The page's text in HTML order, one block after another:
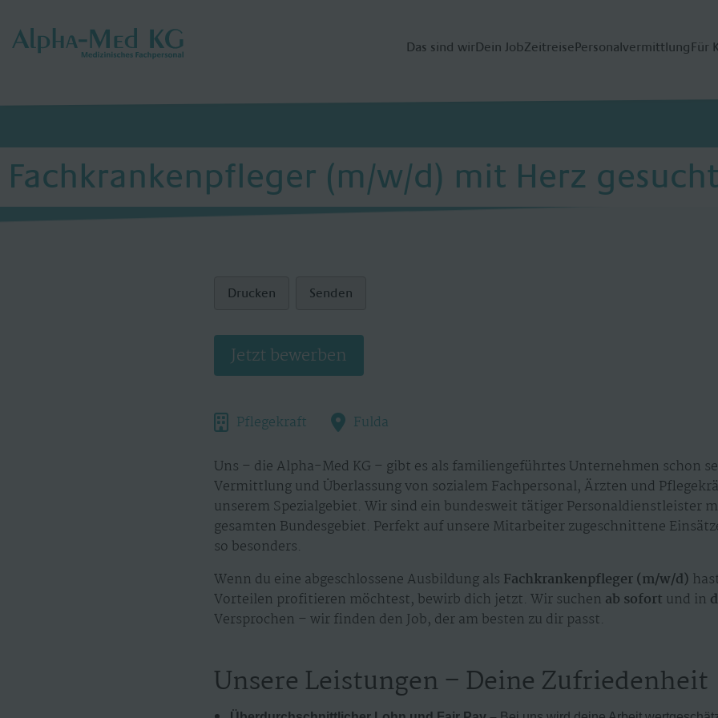
Das sind wirDein JobZeitreisePersonalvermittlung Für
Fachkrankenpfleger (m/w/d) mit Herz gesucht
Drucken Senden
Jetzt bewerben
Pflegekraft Fulda
Uns – die Alpha-Med KG – gibt es als familiengeführtes Unternehmen schon
Vermittlung und Überlassung von sozialem Fachpersonal, Ärzten und
unserem Spezialgebiet. Wir sind ein bundesweit tätiger Personaldienstleister
gesamten Bundesgebiet. Perfekt auf unsere Mitarbeiter zugeschnittene
so besonders.
Wenn du eine abgeschlossene Ausbildung als Fachkrankenpfleger (m/w/d)
Vorteilen profitieren möchtest, bewirb dich jetzt. Wir suchen ab sofort und in
Versprochen – wir finden den Job, der am besten zu dir passt.
Unsere Leistungen – Deine Zufriedenheit